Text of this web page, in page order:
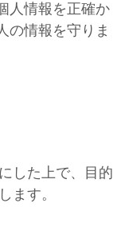
人情報を正確か
の情報を守りま
した上で、目的
ます。